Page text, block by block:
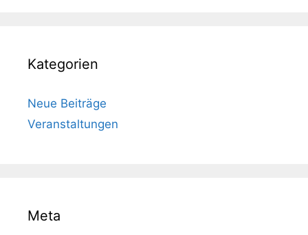
Kategorien
Neue Beiträge
Veranstaltungen
Meta